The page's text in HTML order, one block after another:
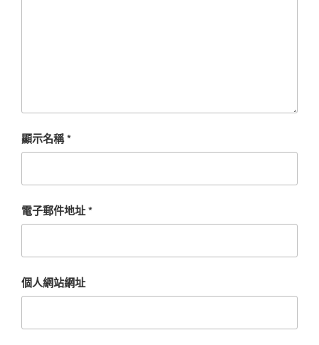
顯示名稱*
電子郵件地址*
個人網站網址